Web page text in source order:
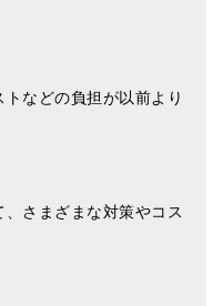
などの負担が以前より
さまざまな対策やコス